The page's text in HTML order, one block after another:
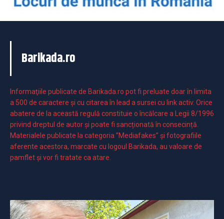
Barikada.ro
Informaţiile publicate de Barikada.ro pot fi preluate doar în limita
a 500 de caractere şi cu citarea în lead a sursei cu link activ. Orice
abatere de la această regulă constituie o încălcare a Legii 8/1996
privind dreptul de autor și poate fi sancționată în consecință.
Materialele publicate la categoria ”Mediafakes” și fotografiile
aferente acestora, marcate cu logoul Barikada, au valoare de
pamflet și vor fi tratate ca atare.